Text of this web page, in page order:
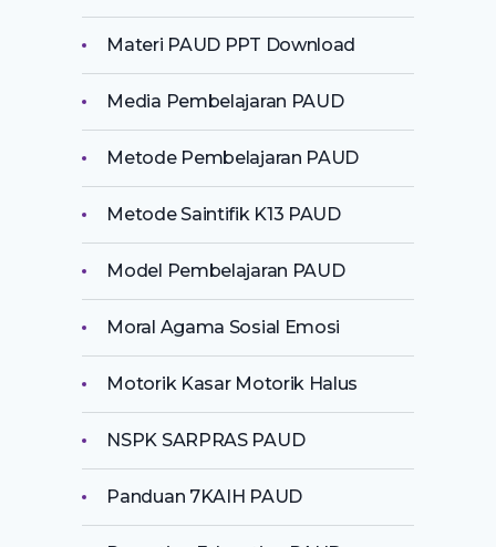
Materi PAUD PPT Download
Media Pembelajaran PAUD
Metode Pembelajaran PAUD
Metode Saintifik K13 PAUD
Model Pembelajaran PAUD
Moral Agama Sosial Emosi
Motorik Kasar Motorik Halus
NSPK SARPRAS PAUD
Panduan 7KAIH PAUD